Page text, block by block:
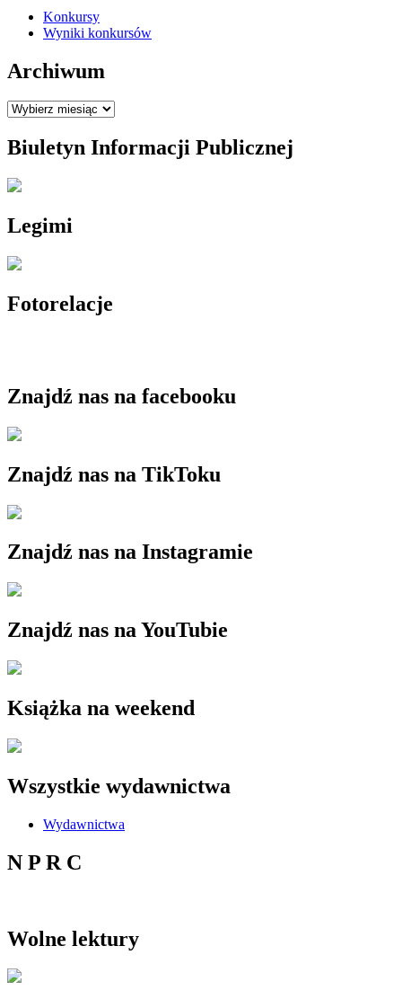
Konkursy
Wyniki konkursów
Archiwum
Archiwum
Biuletyn Informacji Publicznej
Legimi
Fotorelacje
Znajdź nas na facebooku
Znajdź nas na TikToku
Znajdź nas na Instagramie
Znajdź nas na YouTubie
Książka na weekend
Wszystkie wydawnictwa
Wydawnictwa
N P R C
Wolne lektury